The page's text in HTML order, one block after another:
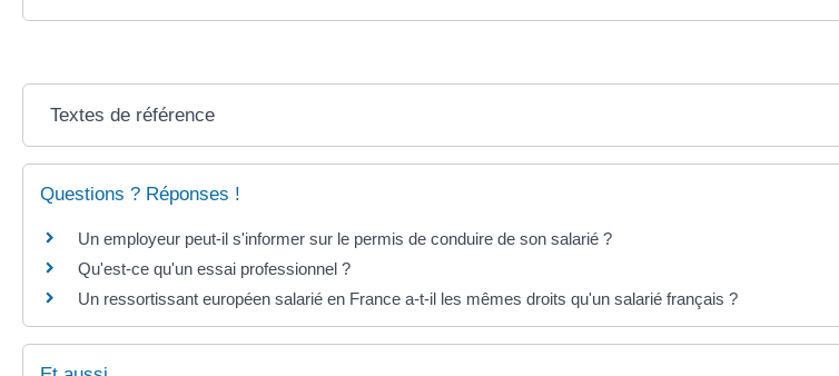
Textes de référence
Questions ? Réponses !
Un employeur peut-il s'informer sur le permis de conduire de son salarié ?
Qu'est-ce qu'un essai professionnel ?
Un ressortissant européen salarié en France a-t-il les mêmes droits qu'un salarié français ?